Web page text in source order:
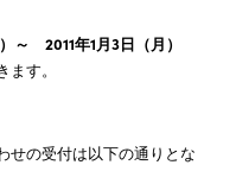
～ 2011年1月3日（月）
す。
せの受付は以下の通りとな